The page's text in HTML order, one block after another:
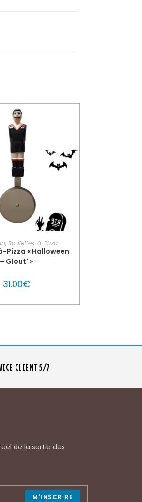
MON GLOUTON
, Roulettes-à-Pizza
Pizza « Halloween
– Glout' »
31.00€
CLIENT 5/7
de la sortie des
M'INSCRIRE